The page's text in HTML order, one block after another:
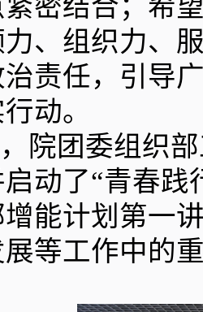
密结合；希
力、组织力、
责任，引导
动。
院团委组织
动了“青春践
增能计划第一
展等工作中的